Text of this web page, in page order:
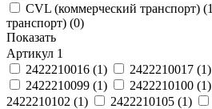
CVL (коммерческий транспорт) (1
транспорт) (0)
Показать
Артикул 1
2422210016 (1) 2422210017 (1)
2422210099 (1) 2422210100 (1)
2422210102 (1) 2422210105 (1)